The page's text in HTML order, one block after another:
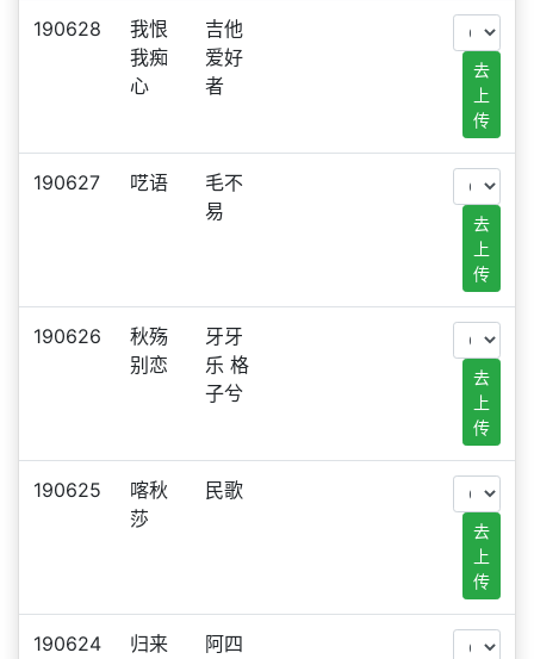
190628
我恨
我痴
心
吉他
爱好
者
去
上
传
190627 呓语
毛不
易
去
上
传
190626
秋殇
别恋
牙牙
乐 格
子兮
去
上
传
190625
喀秋
莎
民歌
去
上
传
190624
归来
阿四